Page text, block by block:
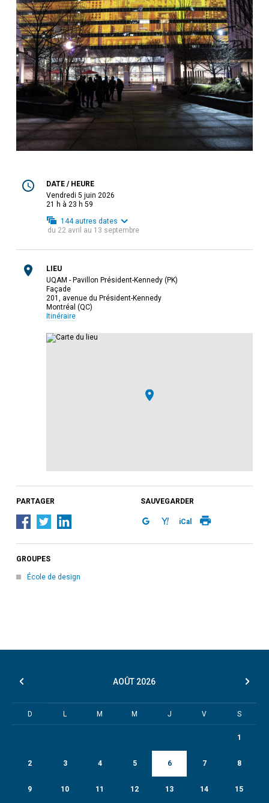
DATE / HEURE
vendredi 5 juin 2026
21 h à 23 h 59
144 autres dates
du 22 avril au 13 septembre
LIEU
UQAM - Pavillon Président-Kennedy (PK)
Façade
201, avenue du Président-Kennedy
Montréal (QC)
Itinéraire
PARTAGER SAUVEGARDER
iCal
GROUPES
École de design
AOÛT 2026
D L M M J V S
1
2 3 4 5 6 7 8
9 10 11 12 13 14 15